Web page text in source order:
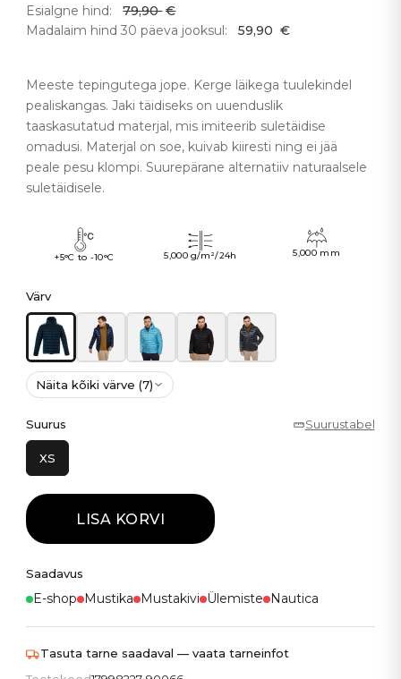
Esialgne hind: 79,90 €
Madalaim hind 30 päeva jooksul:
59,90 €
Meeste tepingutega jope. Kerge läikega tuulekindel
pealiskangas. Jaki täidiseks on uuenduslik
taaskasutatud materjal, mis imiteerib suletäidise
omadusi. Materjal on soe, kuivab kiiresti ning ei jää
peale pesu klompi. Suurepärane alternatiiv naturaalsele
suletäidisele.
+5°C to -10°C 5,000 g/m²/24h 5,000 mm
Värv
Näita kõiki värve (7)
Suurus Suurustabel
XS
LISA KORVI
Saadavus
E-shop Mustika Mustakivi Ülemiste Nautica
Tasuta tarne saadaval — vaata tarneinfot